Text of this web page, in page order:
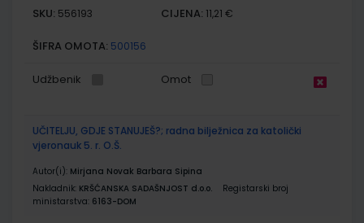
SKU: 556193 CIJENA: 11,21 €
ŠIFRA OMOTA: 500156
Udžbenik Omot
UČITELJU, GDJE STANUJEŠ?; radna bilježnica za katolički
vjeronauk 5. r. O.Š.
Autor(i): Mirjana Novak Barbara Sipina
Nakladnik: KRŠĆANSKA SADAŠNJOST d.o.o.
Registarski broj
ministarstva: 6163-DOM